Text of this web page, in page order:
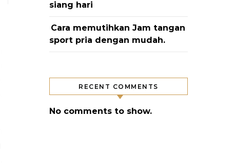
siang hari
Cara memutihkan Jam tangan
sport pria dengan mudah.
RECENT COMMENTS
No comments to show.